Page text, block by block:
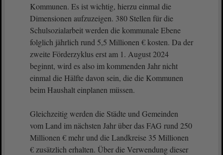
Kommunen. Es ist wichtig, hierzu einmal die
Dimensionen aufzuzeigen. 380 Stellen für die
Schulsozialarbeit werden die kommunale Ebene
folglich jährlich rund 5,5 Millionen € kosten. Da der
zweite Förderzyklus erst am 1. August 2024
beginnt, wird es also im kommenden Jahr nicht
einmal die Hälfte davon sein, die die Kommunen
beim Haushalt einplanen müssen.
Gleichzeitig werden die Städte und Gemeinden
vom Land im nächsten Jahr über das FAG rund 250
Millionen € mehr und die Landkreise 35 Millionen
€ zusätzlich erhalten. Über die Verwendung dieser